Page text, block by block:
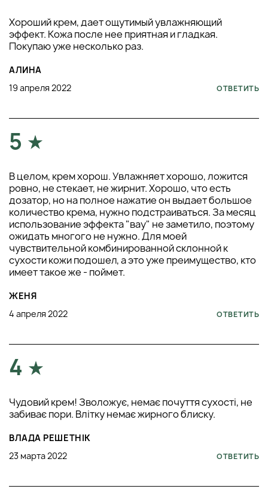
Хороший крем, дает ощутимый увлажняющий
эффект. Кожа после нее приятная и гладкая.
Покупаю уже несколько раз.
АЛИНА
19 апреля 2022
ОТВЕТИТЬ
5
В целом, крем хорош. Увлажняет хорошо, ложится
ровно, не стекает, не жирнит. Хорошо, что есть
дозатор, но на полное нажатие он выдает большое
количество крема, нужно подстраиваться. За месяц
использование эффекта "вау" не заметило, поэтому
ожидать многого не нужно. Для моей
чувствительной комбинированной склонной к
сухости кожи подошел, а это уже преимущество, кто
имеет такое же - поймет.
ЖЕНЯ
4 апреля 2022
ОТВЕТИТЬ
4
Чудовий крем! Зволожує, немає почуття сухості, не
забиває пори. Влітку немає жирного блиску.
ВЛАДА РЕШЕТНІК
23 марта 2022
ОТВЕТИТЬ